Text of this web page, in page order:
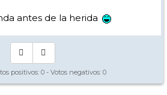
antes de la herida
positivos: 0 - Votos negativos: 0